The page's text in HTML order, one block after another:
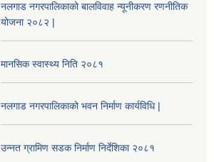
नलगाड नगरपालिकाको बालविवाह न्यूनीकरण रणनीतिक
योजना २०८२ |
मानसिक स्वास्थ्य निति २०८१
नलगाड नगरपालिकाको भवन निर्माण कार्यविधि |
उन्नत ग्रामिण सडक निर्माण निर्देशिका २०८१